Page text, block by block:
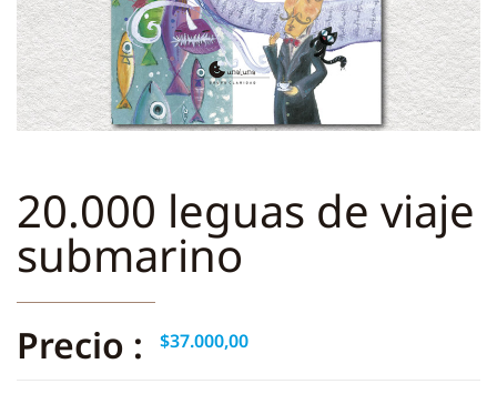
20.000 leguas de viaje
submarino
Precio : $37.000,00